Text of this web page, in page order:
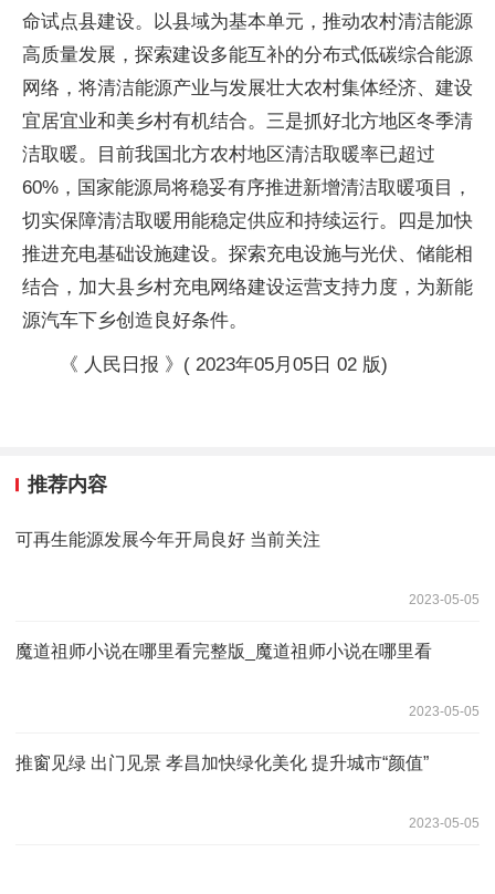
命试点县建设。以县域为基本单元，推动农村清洁能源
高质量发展，探索建设多能互补的分布式低碳综合能源
网络，将清洁能源产业与发展壮大农村集体经济、建设
宜居宜业和美乡村有机结合。三是抓好北方地区冬季清
洁取暖。目前我国北方农村地区清洁取暖率已超过
60%，国家能源局将稳妥有序推进新增清洁取暖项目，
切实保障清洁取暖用能稳定供应和持续运行。四是加快
推进充电基础设施建设。探索充电设施与光伏、储能相
结合，加大县乡村充电网络建设运营支持力度，为新能
源汽车下乡创造良好条件。
《 人民日报 》( 2023年05月05日 02 版)
推荐内容
可再生能源发展今年开局良好 当前关注
2023-05-05
魔道祖师小说在哪里看完整版_魔道祖师小说在哪里看
2023-05-05
推窗见绿 出门见景 孝昌加快绿化美化 提升城市“颜值”
2023-05-05